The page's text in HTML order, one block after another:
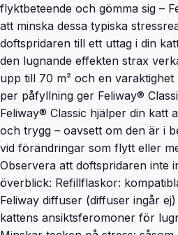
flyktbeteende och gömma sig –
att minska dessa typiska
doftspridaren till ett uttag i din
den lugnande effekten strax
upp till 70 m² och en
per påfyllning ger Feliway®
Feliway® Classic hjälper din katt
och trygg – oavsett om den är i
vid förändringar som flytt eller
Observera att doftspridaren inte
överblick: Refillflaskor:
Feliway diffuser (diffuser ingår
kattens ansiktsferomoner för